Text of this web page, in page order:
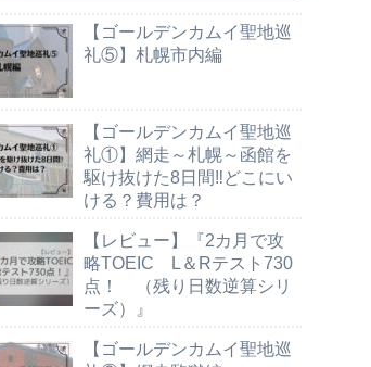
【ゴールデンカムイ聖地巡
礼⑤】札幌市内編
【ゴールデンカムイ聖地巡
礼①】網走～札幌～函館を
駆け抜けた8日間‼どこにい
ける？費用は？
【レビュー】『2カ月で攻
略TOEIC L＆Rテスト730
点！ （残り日数逆算シリ
ーズ）』
【ゴールデンカムイ聖地巡